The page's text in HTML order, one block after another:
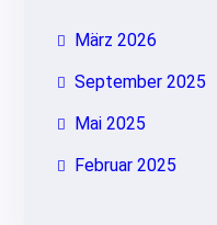
März 2026
September 2025
Mai 2025
Februar 2025